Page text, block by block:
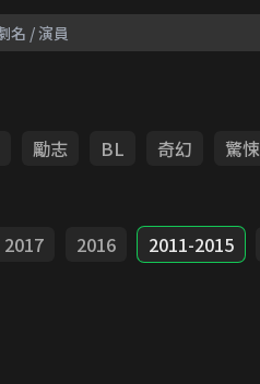
勵志 BL 奇幻 驚悚
2017 2016 2011-2015